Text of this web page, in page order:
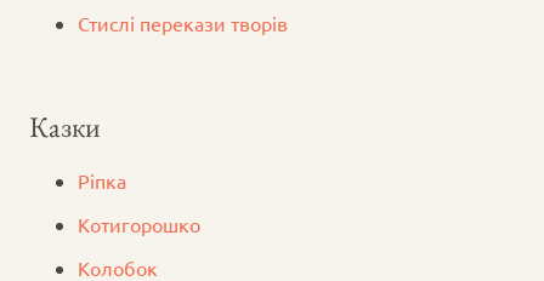
Стислі перекази творів
Казки
Ріпка
Котигорошко
Колобок